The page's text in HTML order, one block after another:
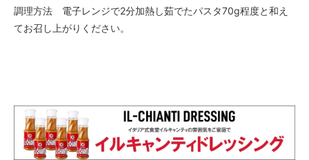
調理方法 電子レンジで2分加熱し茹でたパスタ70g程度と和え
てお召し上がりください。